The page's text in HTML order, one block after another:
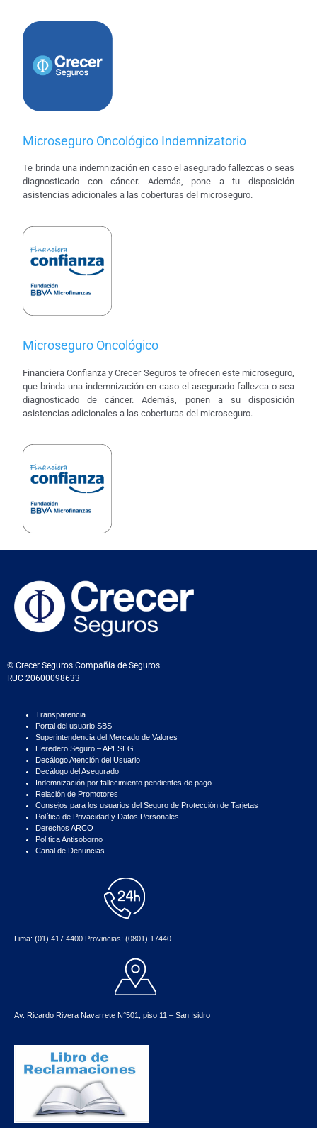
Microseguro Oncológico Indemnizatorio
Te brinda una indemnización en caso el asegurado fallezcas o seas
diagnosticado con cáncer. Además, pone a tu disposición
asistencias adicionales a las coberturas del microseguro.
Microseguro Oncológico
Financiera Confianza y Crecer Seguros te ofrecen este microseguro,
que brinda una indemnización en caso el asegurado fallezca o sea
diagnosticado de cáncer. Además, ponen a su disposición
asistencias adicionales a las coberturas del microseguro.
© Crecer Seguros Compañía de Seguros.
RUC 20600098633
Transparencia
Portal del usuario SBS
Superintendencia del Mercado de Valores
Heredero Seguro – APESEG
Decálogo Atención del Usuario
Decálogo del Asegurado
Indemnización por fallecimiento pendientes de pago
Relación de Promotores
Consejos para los usuarios del Seguro de Protección de Tarjetas
Política de Privacidad y Datos Personales
Derechos ARCO
Política Antisoborno
Canal de Denuncias
Lima: (01) 417 4400 Provincias: (0801) 17440
Av. Ricardo Rivera Navarrete N°501, piso 11 – San Isidro